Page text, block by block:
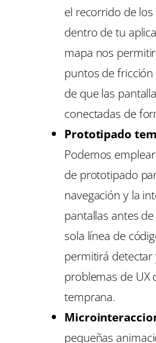
el recorrido de
dentro de tu
mapa nos
puntos de
de que las
conectadas de
Prototipado
Podemos
de prototipado
navegación y la
pantallas antes
sola línea de
permitirá detectar
problemas de UX
temprana.
pequeñas